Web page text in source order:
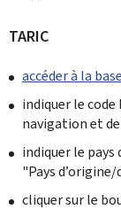
TARIC
accéder à la
indiquer le code
navigation et
indiquer le pays
"Pays
cliquer sur le